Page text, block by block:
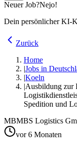
Neuer Job?Nejo!
Dein persönlicher KI-
Zurück
Home
|Jobs in
|Koeln
|Ausbildung zur
Spedition und
MBMBS Logistics
vor 6 Monaten